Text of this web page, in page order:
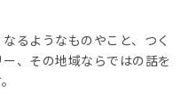
るようなものやこと、つく
、その地域ならではの話を